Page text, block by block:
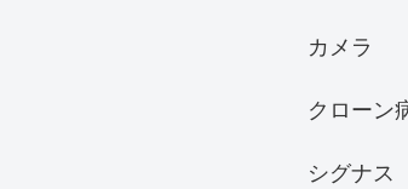
カメラ
クローン
シグナス